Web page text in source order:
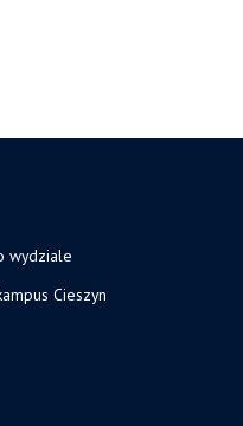
wydziale
Cieszyn